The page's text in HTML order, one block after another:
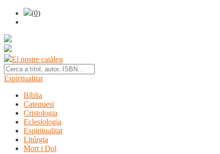
(0)
El nostre catàleg
Espiritualitat
Bíblia
Catequesi
Cristologia
Eclesiologia
Espiritualitat
Litúrgia
Mort i Dol